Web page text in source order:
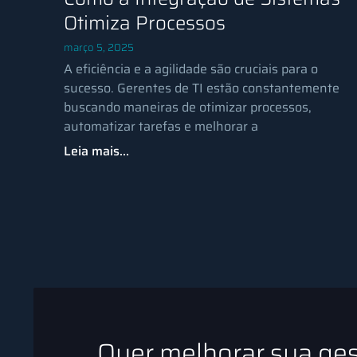
Otimiza Processos
março 5, 2025
A eficiência e a agilidade são cruciais para o
sucesso. Gerentes de TI estão constantemente
buscando maneiras de otimizar processos,
automatizar tarefas e melhorar a
Leia mais...